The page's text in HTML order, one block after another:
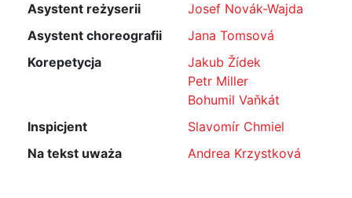
Asystent reżyserii
Josef Novák-Wajda
Asystent choreografii
Jana Tomsová
Korepetycja
Jakub Žídek
Petr Miller
Bohumil Vaňkát
Inspicjent
Slavomír Chmiel
Na tekst uważa
Andrea Krzystková